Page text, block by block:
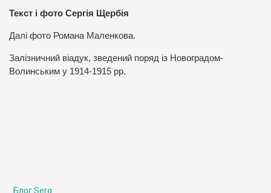
Текст і фото Сергія Щербія
Далі фото Романа Маленкова.
Залізничний віадук, зведений поряд із Новоградом-
Волинським у 1914-1915 рр.
Блог Serg